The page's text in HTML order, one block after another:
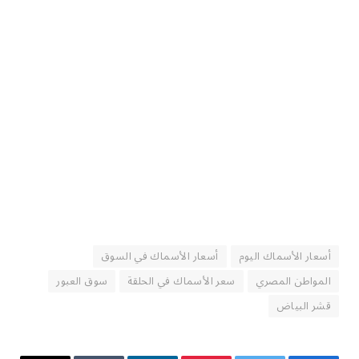
أسعار الأسماك اليوم
أسعار الأسماك في السوق
المواطن المصري
سعر الأسماك في الحلقة
سوق العبور
قشر البياض